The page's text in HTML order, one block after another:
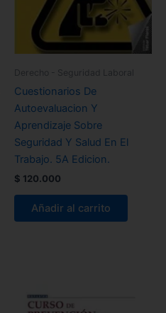
Derecho - Seguridad Laboral
Cuestionarios De
Autoevaluacion Y
Aprendizaje Sobre
Seguridad Y Salud En El
Trabajo. 5A Edicion.
$ 120.000
Añadir al carrito